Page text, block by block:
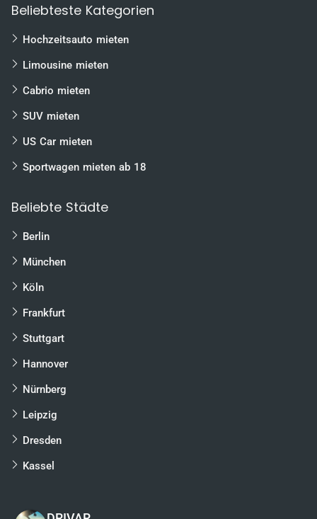
Wolfsburg
Braunschweig
Karlsruhe
Freiburg
Mannheim
Beliebteste Kategorien
Hochzeitsauto mieten
Limousine mieten
Cabrio mieten
SUV mieten
US Car mieten
Sportwagen mieten ab 18
Beliebte Städte
Berlin
München
Köln
Frankfurt
Stuttgart
Hannover
Nürnberg
Leipzig
Dresden
Kassel